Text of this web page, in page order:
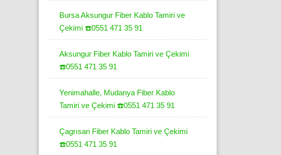
Bursa Aksungur Fiber Kablo Tamiri ve
Çekimi ☎️0551 471 35 91
Aksungur Fiber Kablo Tamiri ve Çekimi
☎️0551 471 35 91
Yenimahalle, Mudanya Fiber Kablo
Tamiri ve Çekimi ☎️0551 471 35 91
Çagrısan Fiber Kablo Tamiri ve Çekimi
☎️0551 471 35 91